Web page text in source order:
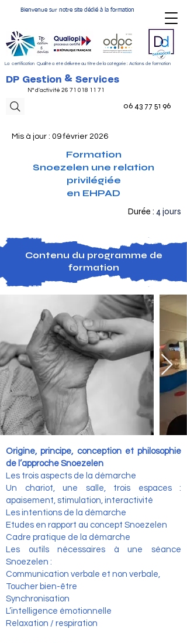
Bienvenue sur notre site dédié à la formation
La certification Qualité a été délivrée au titre de la catégorie : Actions de formation
N° d'activité 26 71 018 11 71
06 43 77 51 96
DP Gestion & Services
Mis à jour : 09 février 2026
Formation
Snoezelen une relation
privilégiée
en EHPAD
Durée : 4 jours
Contenu du programme de
formation
Origine, principe, conception et philosophie
de l’approche Snoezelen
Les trois aspects de la démarche
Un chariot, une salle, trois espaces :
apaisement, stimulation, interactivité
Les intentions de la démarche
Etudes en rapport au concept Snoezelen
Cadre pratique de la démarche
Les outils nécessaires à une séance
Snoezelen :
Communication verbale et non verbale,
Toucher bien-être
Synchronisation
L’intelligence émotionnelle
Relaxation / respiration